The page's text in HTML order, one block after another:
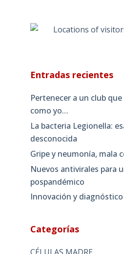
Entradas recientes
Pertenecer a un club
como yo…
La bacteria Legionella:
desconocida
Gripe y neumonía, mala
Nuevos antivirales para
pospandémico
Innovación y diagnóstico
Categorías